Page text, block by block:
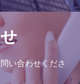
い合わせくださ